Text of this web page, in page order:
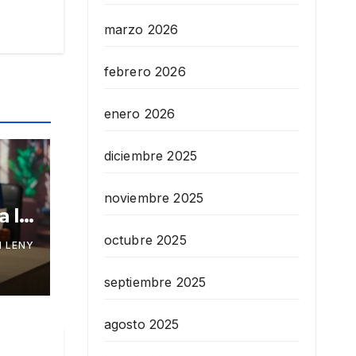
la
LENY
marzo 2026
febrero 2026
enero 2026
diciembre 2025
noviembre 2025
octubre 2025
septiembre 2025
agosto 2025